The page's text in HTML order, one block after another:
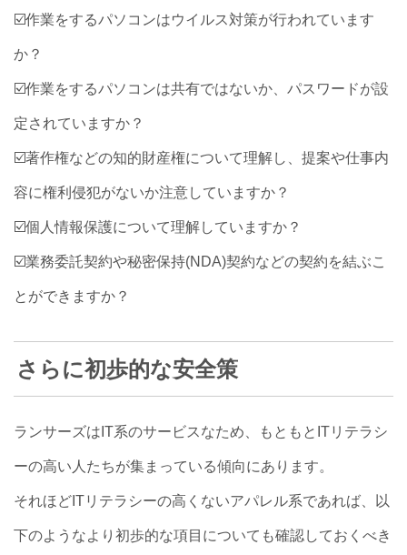
☑️作業をするパソコンはウイルス対策が行われています
か？
☑️作業をするパソコンは共有ではないか、パスワードが設
定されていますか？
☑️著作権などの知的財産権について理解し、提案や仕事内
容に権利侵犯がないか注意していますか？
☑️個人情報保護について理解していますか？
☑️業務委託契約や秘密保持(NDA)契約などの契約を結ぶこ
とができますか？
さらに初歩的な安全策
ランサーズはIT系のサービスなため、もともとITリテラシ
ーの高い人たちが集まっている傾向にあります。
それほどITリテラシーの高くないアパレル系であれば、以
下のようなより初歩的な項目についても確認しておくべき